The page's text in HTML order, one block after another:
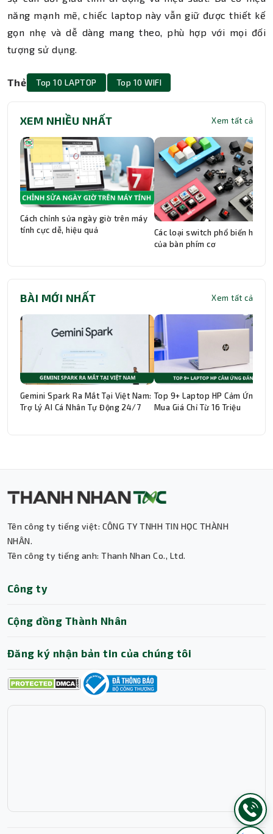
năng mạnh mẽ, chiếc laptop này vẫn giữ được thiết kế
gọn nhẹ và dễ dàng mang theo, phù hợp với mọi đối
tượng sử dụng.
Thẻ Top 10 LAPTOP Top 10 WIFI
XEM NHIỀU NHẤT Xem tất cả
Cách chỉnh sửa ngày giờ trên máy
tính cực dễ, hiệu quả
Các loại switch phổ biến hiện
của bàn phím cơ
BÀI MỚI NHẤT Xem tất cả
Gemini Spark Ra Mắt Tại Việt Nam:
Trợ Lý AI Cá Nhân Tự Động 24/7
Top 9+ Laptop HP Cảm Ứng
Mua Giá Chỉ Từ 16 Triệu
Tên công ty tiếng việt: CÔNG TY TNHH TIN HỌC THÀNH
NHÂN.
Tên công ty tiếng anh: Thanh Nhan Co., Ltd.
Công ty
Cộng đồng Thành Nhân
Đăng ký nhận bản tin của chúng tôi
Trợ lý AI • Phản hồi tức thì